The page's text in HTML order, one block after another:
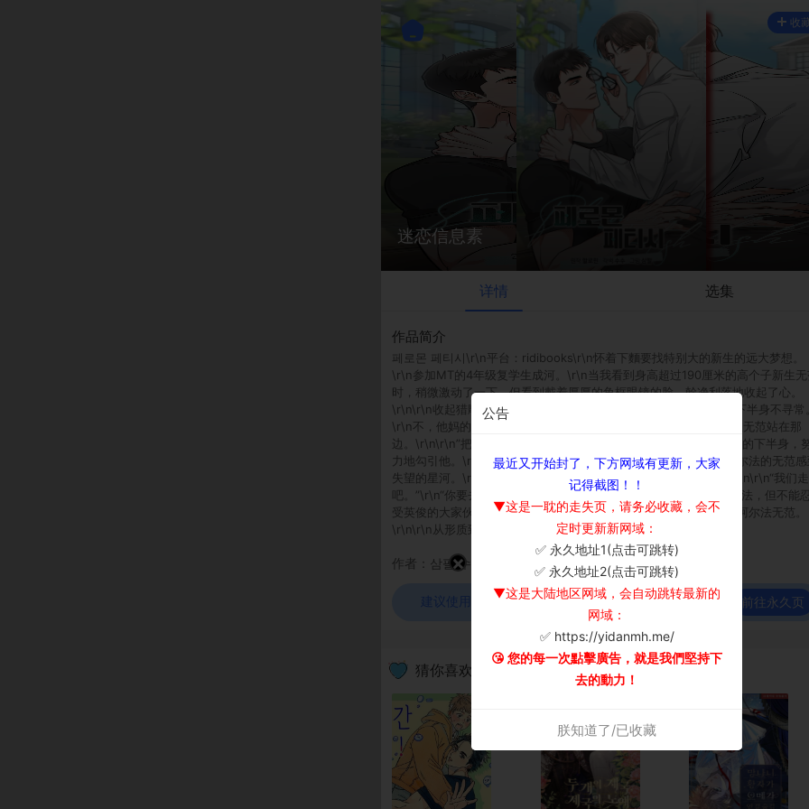
迷恋信息素
收
详情 选集
作品简介
페로몬 페티시\r\n平台：ridibooks\r\n怀着下麵要找特别大的新生的远大梦想。
\r\n参加MT的4年级复学生成河。\r\n当我看到身高超过190厘米的高个子新生
时，稍微激动了一下，但看到戴着厚厚的角框眼镜的脸，幹净利落地收起了心。
\r\n\r\n收起猎雕的梦，撇过一旁一起厕所的男人。\r\n这个男人的下半身不寻常
\r\n不，他妈的。\"这是什么？\"\r\n急忙抬起头确认脸，高个子新生无范站在那
边。\r\n\r\n”把眼镜脱下吧”\r\n”非常适合您的眼睛！ ”\r\n爲了武范的下半身，
力地勾引他。\r\n对像那裡一样高和坚硬的铁壁和不是β而是优性阿尔法的无范
失望的星河。\r\n正当我准备放弃一切的时候，摘下眼镜的无范。\r\n\r\n“我们走
吧。”\r\n“你要去哪裡？”\r\n“我们去做爱吧。”\r\n\r\n虽然讨厌阿尔法，但不能
受英俊的大家伙的ω星河。\r\n疯狂执着于信息素的“反转魅力”宇成阿尔法无范。
\r\n\r\n从形质到性格都不同的两个人令人眩晕和火辣的前途是？！
作者：삼팔,수수,할로윈
建议使用谷歌浏览器观看！ 前往永久页
猜你喜欢
公告
最近又开始封了，下方网域有更新，大家
记得截图！！
▼这是一耽的走失页，请务必收藏，会不
定时更新新网域：
✅ 永久地址1(点击可跳转)
✅ 永久地址2(点击可跳转)
▼这是大陆地区网域，会自动跳转最新的
网域：
✅ https://yidanmh.me/
😘 您的每一次點擊廣告，就是我們堅持下
去的動力！
朕知道了/已收藏
×